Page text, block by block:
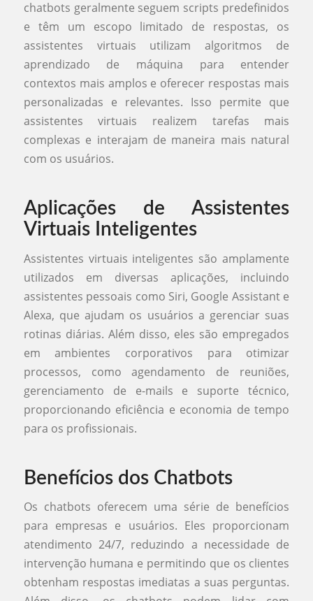
chatbots geralmente seguem scripts predefinidos
e têm um escopo limitado de respostas, os
assistentes virtuais utilizam algoritmos de
aprendizado de máquina para entender
contextos mais amplos e oferecer respostas mais
personalizadas e relevantes. Isso permite que
assistentes virtuais realizem tarefas mais
complexas e interajam de maneira mais natural
com os usuários.
Aplicações de Assistentes
Virtuais Inteligentes
Assistentes virtuais inteligentes são amplamente
utilizados em diversas aplicações, incluindo
assistentes pessoais como Siri, Google Assistant e
Alexa, que ajudam os usuários a gerenciar suas
rotinas diárias. Além disso, eles são empregados
em ambientes corporativos para otimizar
processos, como agendamento de reuniões,
gerenciamento de e-mails e suporte técnico,
proporcionando eficiência e economia de tempo
para os profissionais.
Benefícios dos Chatbots
Os chatbots oferecem uma série de benefícios
para empresas e usuários. Eles proporcionam
atendimento 24/7, reduzindo a necessidade de
intervenção humana e permitindo que os clientes
obtenham respostas imediatas a suas perguntas.